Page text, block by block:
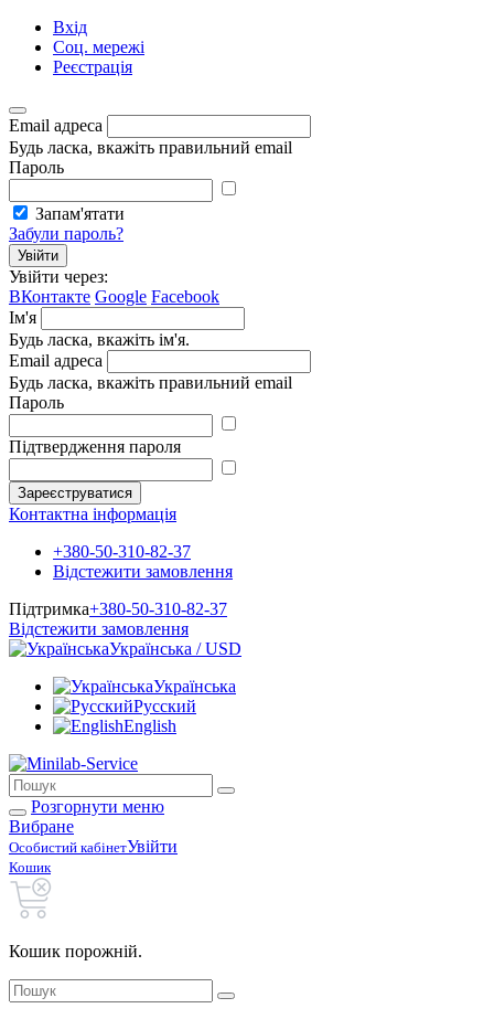
Вхід
Соц. мережі
Реєстрація
Email адреса
Будь ласка, вкажіть правильний email
Пароль
Запам'ятати
Забули пароль?
Увійти
Увійти через:
ВКонтакте Google Facebook
Ім'я
Будь ласка, вкажіть ім'я.
Email адреса
Будь ласка, вкажіть правильний email
Пароль
Підтвердження пароля
Зареєструватися
Контактна інформація
+380-50-310-82-37
Відстежити замовлення
Підтримка+380-50-310-82-37
Відстежити замовлення
Українська / USD
Українська
Русский
English
Розгорнути меню
Вибране
Особистий кабінетУвійти
Кошик
Кошик порожній.